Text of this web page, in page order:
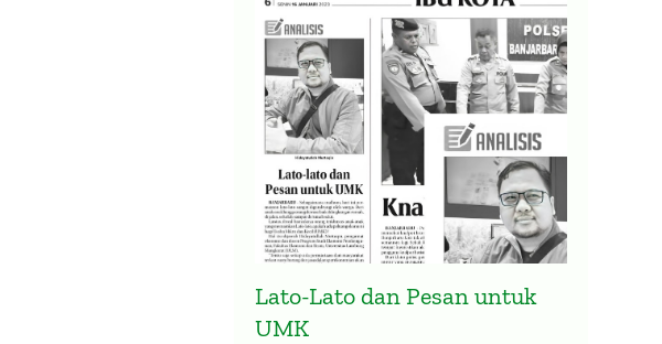
Lato-Lato dan Pesan untuk
UMK